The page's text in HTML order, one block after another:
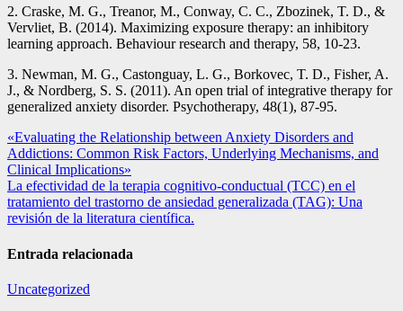
2. Craske, M. G., Treanor, M., Conway, C. C., Zbozinek, T. D., &
Vervliet, B. (2014). Maximizing exposure therapy: an inhibitory
learning approach. Behaviour research and therapy, 58, 10-23.
3. Newman, M. G., Castonguay, L. G., Borkovec, T. D., Fisher, A.
J., & Nordberg, S. S. (2011). An open trial of integrative therapy for
generalized anxiety disorder. Psychotherapy, 48(1), 87-95.
Navegación
de
entradas
«Evaluating the Relationship between Anxiety Disorders and
Addictions: Common Risk Factors, Underlying Mechanisms, and
Clinical Implications»
La efectividad de la terapia cognitivo-conductual (TCC) en el
tratamiento del trastorno de ansiedad generalizada (TAG): Una
revisión de la literatura científica.
Entrada relacionada
Uncategorized